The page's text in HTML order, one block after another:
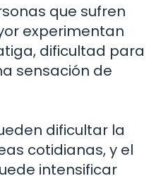
que sufren
experimentan
dificultad para
sensación de
dificultar la
cotidianas, y el
intensificar